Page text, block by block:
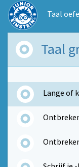
Taal
Taal
Lange of